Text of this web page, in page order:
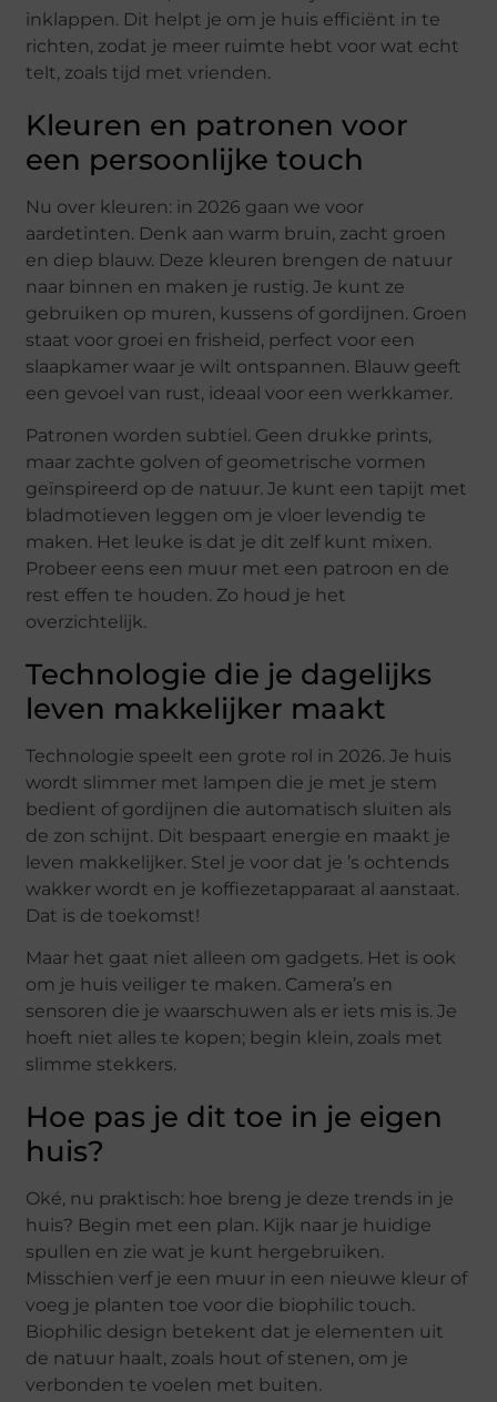
inklappen. Dit helpt je om je huis efficiënt in te
richten, zodat je meer ruimte hebt voor wat echt
telt, zoals tijd met vrienden.
Kleuren en patronen voor
een persoonlijke touch
Nu over kleuren: in 2026 gaan we voor
aardetinten. Denk aan warm bruin, zacht groen
en diep blauw. Deze kleuren brengen de natuur
naar binnen en maken je rustig. Je kunt ze
gebruiken op muren, kussens of gordijnen. Groen
staat voor groei en frisheid, perfect voor een
slaapkamer waar je wilt ontspannen. Blauw geeft
een gevoel van rust, ideaal voor een werkkamer.
Patronen worden subtiel. Geen drukke prints,
maar zachte golven of geometrische vormen
geïnspireerd op de natuur. Je kunt een tapijt met
bladmotieven leggen om je vloer levendig te
maken. Het leuke is dat je dit zelf kunt mixen.
Probeer eens een muur met een patroon en de
rest effen te houden. Zo houd je het
overzichtelijk.
Technologie die je dagelijks
leven makkelijker maakt
Technologie speelt een grote rol in 2026. Je huis
wordt slimmer met lampen die je met je stem
bedient of gordijnen die automatisch sluiten als
de zon schijnt. Dit bespaart energie en maakt je
leven makkelijker. Stel je voor dat je ’s ochtends
wakker wordt en je koffiezetapparaat al aanstaat.
Dat is de toekomst!
Maar het gaat niet alleen om gadgets. Het is ook
om je huis veiliger te maken. Camera’s en
sensoren die je waarschuwen als er iets mis is. Je
hoeft niet alles te kopen; begin klein, zoals met
slimme stekkers.
Hoe pas je dit toe in je eigen
huis?
Oké, nu praktisch: hoe breng je deze trends in je
huis? Begin met een plan. Kijk naar je huidige
spullen en zie wat je kunt hergebruiken.
Misschien verf je een muur in een nieuwe kleur of
voeg je planten toe voor die biophilic touch.
Biophilic design betekent dat je elementen uit
de natuur haalt, zoals hout of stenen, om je
verbonden te voelen met buiten.